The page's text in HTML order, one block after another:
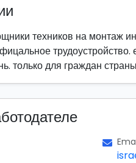
техников на монтаж
трудоустройство.
только для граждан страны